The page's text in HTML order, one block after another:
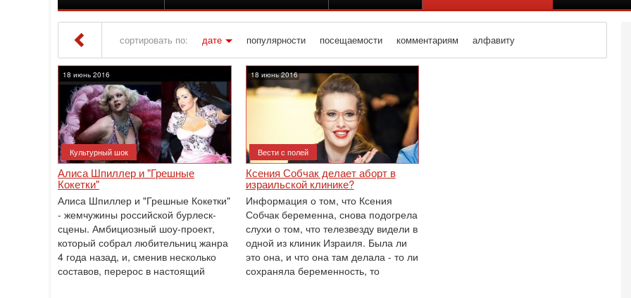
сортировать по: дате популярности посещаемости комментариям алфавиту
» Материалы за 18.06.2016
18 июнь 2016
Культурный шок
Алиса Шпиллер и "Грешные
Кокетки"
Алиса Шпиллер и "Грешные Кокетки"
- жемчужины российской бурлеск-
сцены. Амбициозный шоу-проект,
который собрал любительниц жанра
4 года назад, и, сменив несколько
составов, перерос в настоящий
18 июнь 2016
Вести с полей
Ксения Собчак делает аборт в
израильской клинике?
Информация о том, что Ксения
Собчак беременна, снова подогрела
слухи о том, что телезвезду видели в
одной из клиник Израиля. Была ли
это она, и что она там делала - то ли
сохраняла беременность, то